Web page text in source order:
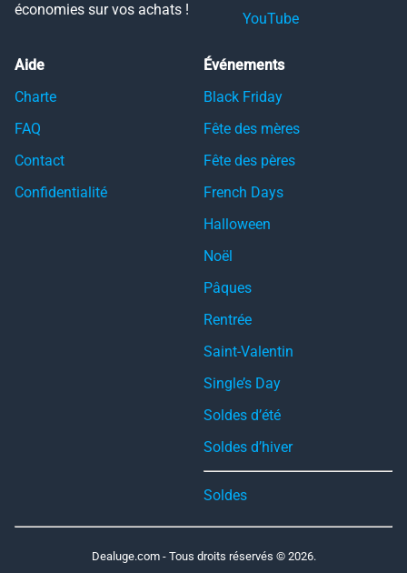
économies sur vos achats !
YouTube
Aide
Charte
FAQ
Contact
Confidentialité
Événements
Black Friday
Fête des mères
Fête des pères
French Days
Halloween
Noël
Pâques
Rentrée
Saint-Valentin
Single’s Day
Soldes d’été
Soldes d’hiver
Soldes
Dealuge.com - Tous droits réservés © 2026.